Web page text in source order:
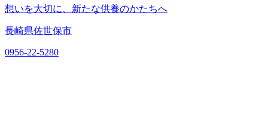
想いを大切に、新たな供養のかたちへ
長崎県佐世保市
0956-22-5280